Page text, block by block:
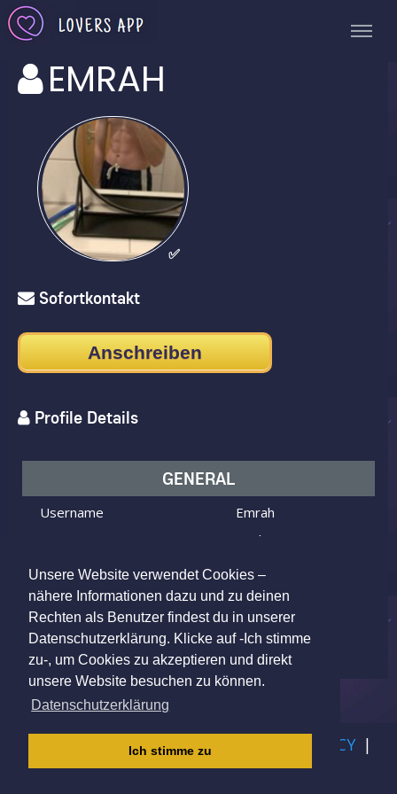
Unsere Website verwendet Cookies –
nähere Informationen dazu und zu deinen
Rechten als Benutzer findest du in unserer
Datenschutzerklärung. Klicke auf -Ich stimme
zu-, um Cookies zu akzeptieren und direkt
unsere Website besuchen zu können.
Datenschutzerklärung
Ich stimme zu
EMRAH
✅
Sofortkontakt
Anschreiben
Profile Details
GENERAL
Username
Emrah
Male
Looking for
Female
Age
25 y.o.
Location
Weimar, Germany
TERMS OF USE PRIVACY POLICY |
CHILDREN PRIVACY